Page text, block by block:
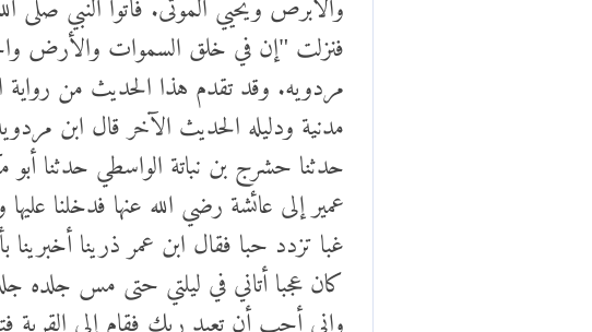
فنزلت "إن في خلق السموات والأرض
مردويه. وقد تقدم هذا الحديث من رواية
مدنية ودليله الحديث الآخر قال ابن
حدثنا حشرج بن نباتة الواسطي حدثنا
عمير إلى عائشة رضي الله عنها فدخلنا
غبا تزدد حبا فقال ابن عمر ذرينا
كان عجبا أتاني في ليلتي حتى مس
وإني أحب أن تعبد ربك فقام إلى